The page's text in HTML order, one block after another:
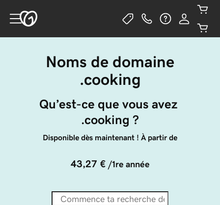
Noms de domaine
.cooking
Qu’est-ce que vous avez
.cooking ?
Disponible dès maintenant ! À partir de
43,27 € /1re année